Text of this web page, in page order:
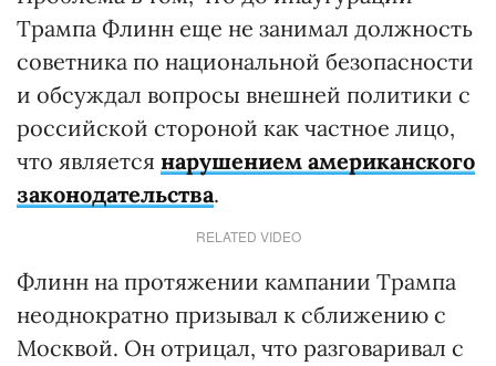
Трампа Флинн еще не занимал должность
советника по национальной безопасности
и обсуждал вопросы внешней политики с
российской стороной как частное лицо,
что является нарушением американского
законодательства.
RELATED VIDEO
Флинн на протяжении кампании Трампа
неоднократно призывал к сближению с
Москвой. Он отрицал, что разговаривал с